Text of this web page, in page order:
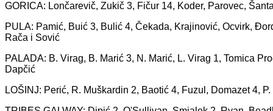
GORICA: Lončarevič, Zukič 3, Fičur 14, Koder, Parovec,
PULA: Pamić, Buić 3, Bulić 4, Čekada, Krajinović, Ocvirk,
Rača i Sović
PALADA: B. Virag, B. Marić 3, N. Marić, L. Virag 1, Tomica
Dapčić
LOŠINJ: Perić, R. Muškardin 2, Baotić 4, Fuzul, Domazet 4,